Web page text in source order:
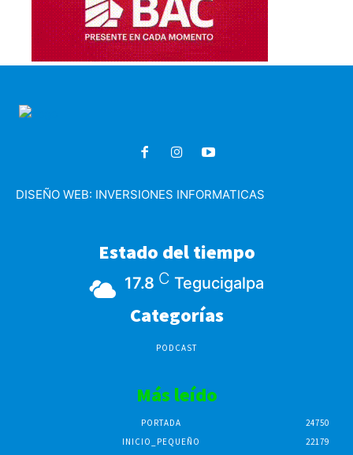
DISEÑO WEB: INVERSIONES INFORMATICAS
Estado del tiempo
17.8 C Tegucigalpa
Categorías
PODCAST
Más leído
PORTADA
24750
INICIO_PEQUEÑO
22179